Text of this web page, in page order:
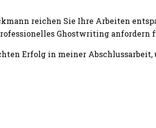
reichen Sie Ihre Arbeiten
Ghostwriting anfordern
Erfolg in meiner